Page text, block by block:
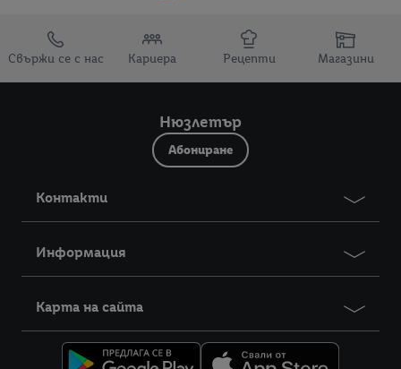
Препратки към
Свържи се с нас Кариера Рецепти Магазини
Нюзлетър
Абониране
Контакти
Информация
Карта на сайта